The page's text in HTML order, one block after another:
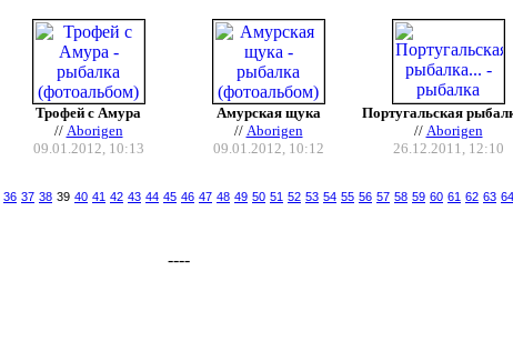
Трофей с Амура
// Aborigen
09.01.2012, 10:13
Амурская щука
// Aborigen
09.01.2012, 10:12
Португальская
// Aborigen
26.12.2011, 12:10
36 37 38 39 40 41 42 43 44 45 46 47 48 49 50 51 52 53 54 55 56 57 58 59 60 61 62 63 64
----